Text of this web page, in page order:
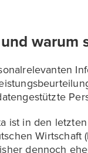
warum
ist in den
Wirtschaft
dennoch